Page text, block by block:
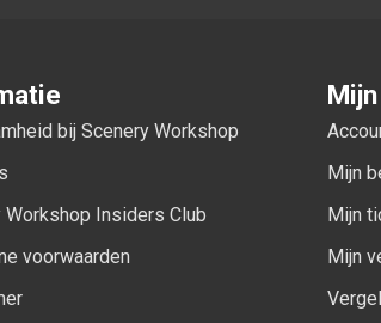
bij Scenery Workshop
Workshop Insiders Club
voorwaarden
Mijn
Mijn
Mijn